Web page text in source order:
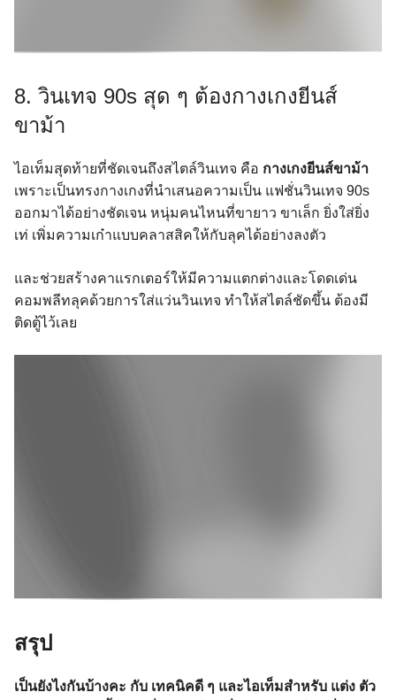
8. วินเทจ 90s สุด ๆ ต้องกางเกงยีนส์
ขาม้า
ไอเท็มสุดท้ายที่ชัดเจนถึงสไตล์วินเทจ คือ กางเกงยีนส์ขาม้า
เพราะเป็นทรงกางเกงที่นำเสนอความเป็น แฟชั่นวินเทจ 90s
ออกมาได้อย่างชัดเจน หนุ่มคนไหนที่ขายาว ขาเล็ก ยิ่งใส่ยิ่ง
เท่ เพิ่มความเก๋าแบบคลาสสิคให้กับลุคได้อย่างลงตัว
และช่วยสร้างคาแรกเตอร์ให้มีความแตกต่างและโดดเด่น
คอมพลีทลุคด้วยการใส่แว่นวินเทจ ทำให้สไตล์ชัดขึ้น ต้องมี
ติดตู้ไว้เลย
สรุป
เป็นยังไงกันบ้างคะ กับ เทคนิคดี ๆ และไอเท็มสำหรับ แต่ง ตัว